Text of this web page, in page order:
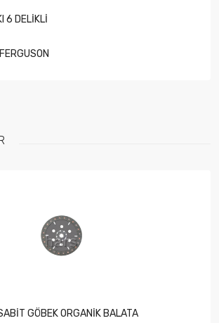
6 DELİKLİ
GÖBEK ORGANİK BALATA